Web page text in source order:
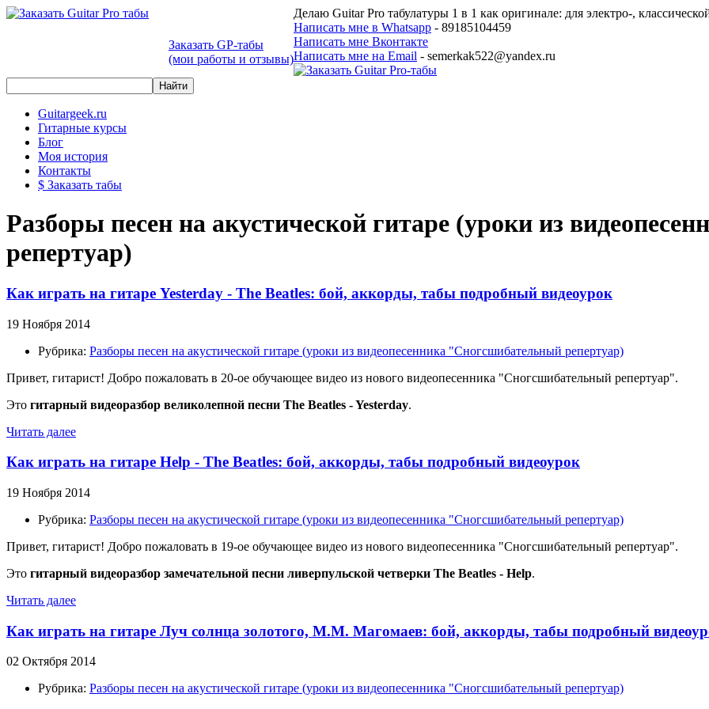
Заказать GP-табы
(мои работы и отзывы)
Делаю Guitar Pro табулатуры 1 в 1 как оригинале: для электро-,
Написать мне в Whatsapp - 89185104459
Написать мне Вконтакте
Написать мне на Email - semerkak522@yandex.ru
Guitargeek.ru
Гитарные курсы
Блог
Моя история
Контакты
$ Заказать табы
Разборы песен на акустической гитаре (уроки из
репертуар)
Как играть на гитаре Yesterday - The Beatles: бой, аккорды, табы подробный видеоурок
19 Ноября 2014
Рубрика: Разборы песен на акустической гитаре (уроки из видеопесенника "Сногсшибательный репертуар)
Привет, гитарист! Добро пожаловать в 20-ое обучающее видео из нового видеопесенника "Сногсшибательный репертуар".
Это гитарный видеоразбор великолепной песни The Beatles - Yesterday.
Читать далее
Как играть на гитаре Help - The Beatles: бой, аккорды, табы подробный видеоурок
19 Ноября 2014
Рубрика: Разборы песен на акустической гитаре (уроки из видеопесенника "Сногсшибательный репертуар)
Привет, гитарист! Добро пожаловать в 19-ое обучающее видео из нового видеопесенника "Сногсшибательный репертуар".
Это гитарный видеоразбор замечательной песни ливерпульской четверки The Beatles - Help.
Читать далее
Как играть на гитаре Луч солнца золотого, М.М. Магомаев: бой, аккорды, табы подробный
02 Октября 2014
Рубрика: Разборы песен на акустической гитаре (уроки из видеопесенника "Сногсшибательный репертуар)